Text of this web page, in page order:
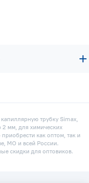
трубку Simax,
мм, для химических
как оптом, так и
МО и всей России.
скидки для оптовиков.